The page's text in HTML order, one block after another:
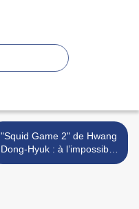
"Squid Game 2" de Hwang
Dong-Hyuk : à l’impossible
nul n’est tenu >